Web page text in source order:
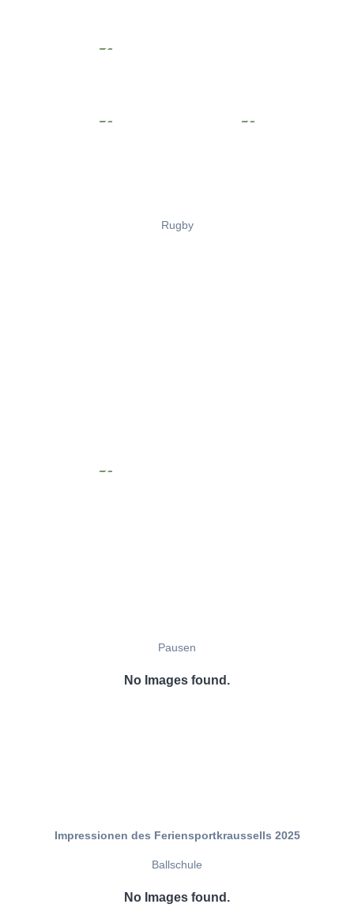
Rugby
Pausen
No Images found.
Impressionen des Feriensportkraussells 2025
Ballschule
No Images found.